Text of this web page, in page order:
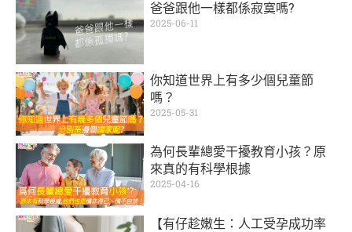
爸爸跟他一樣都係寂寞嗎?
2025-06-11
你知道世界上有多少個兒童節
嗎？
2025-05-31
為何長輩總愛干擾教育小孩？原
來真的有科學根據
2025-04-16
【有仔趁嫩生：人工受孕成功率